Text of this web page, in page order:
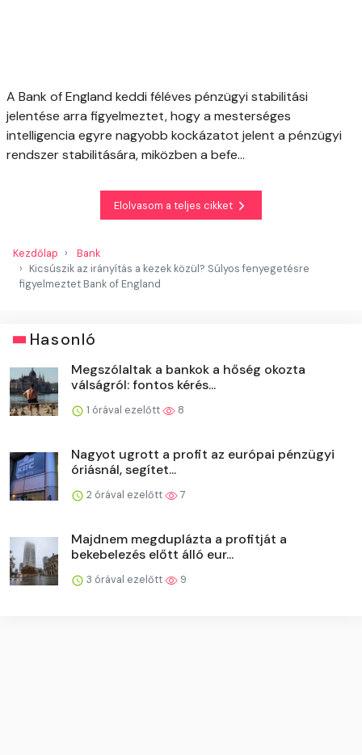
A Bank of England keddi féléves pénzügyi stabilitási
jelentése arra figyelmeztet, hogy a mesterséges
intelligencia egyre nagyobb kockázatot jelent a pénzügyi
rendszer stabilitására, miközben a befe...
Elolvasom a teljes cikket
Kezdőlap
Bank
Kicsúszik az irányítás a kezek közül? Súlyos fenyegetésre
figyelmeztet Bank of England
Hasonló
Megszólaltak a bankok a hőség okozta
válságról: fontos kérés...
1 órával ezelőtt 8
Nagyot ugrott a profit az európai pénzügyi
óriásnál, segítet...
2 órával ezelőtt 7
Majdnem megduplázta a profitját a
bekebelezés előtt álló eur...
3 órával ezelőtt 9